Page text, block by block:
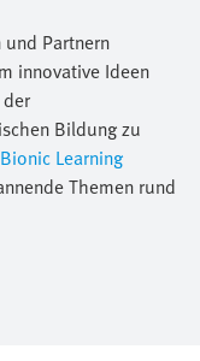
Partnern
innovative Ideen
Bildung zu
Bionic Learning
Themen rund